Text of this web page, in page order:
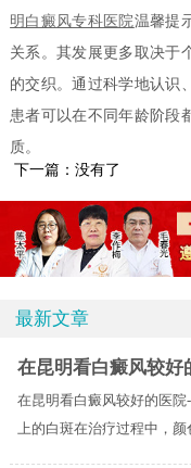
明白癜风专科医院温馨提
关系。其发展更多取决于
的交织。通过科学地认识
患者可以在不同年龄阶段
质。
下一篇：没有了
最新文章
在昆明看白癜风较好
在昆明看白癜风较好的医
上的白斑在治疗过程中，颜